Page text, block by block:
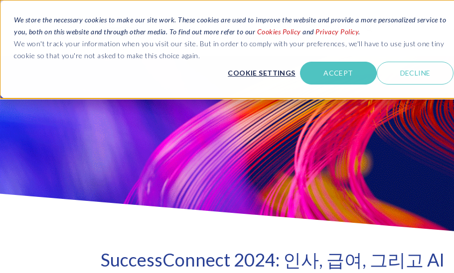
We store the necessary cookies to make our site work. These cookies are used to improve the website and provide a more personalized service to
you, both on this website and through other media. To find out more refer to our Cookies Policy and Privacy Policy.
We won't track your information when you visit our site. But in order to comply with your preferences, we'll have to use just one tiny
cookie so that you're not asked to make this choice again.
COOKIE SETTINGS ACCEPT DECLINE
소프트웨어
HCM Productivity Suite
Query Manager
Query Manager Add-ons
Document Builder
Variance Monitor
SAP 시스템 환경 & 테스트
Data Sync Manager (DSM) suite
- System Builder/Shell Sync
- Object Sync
- Client Sync
- Object Extractor
SAP
Data
-
-
-
-
-
서비스
PRISM for HR & Payroll
SAP 시스템 환경 & 테스트
PRISM Migrations to S/4HANA
System Landscape Optimization
(SLO)
S/4HANA sandbox creation
SAP 데이터 개인정보 보호 및
보안
Mass data removal services
SAP
자료
웨비나
실시간 및 녹화된 웨비나에서 전문가의 인사이트를 확인하세요.
다운로드
무료 전자책, 전문가 가이드 등을 다운로드하세요.
고객 성공 사례
다른 기업들이 EPI-USE Labs와 함께 성공한 이야기를
회사 소개
우리가 하는 일
우리의 문화
파트너
위치
문의하기
문의하기
SuccessConnect 2024: 인사, 급여, 그리고 AI